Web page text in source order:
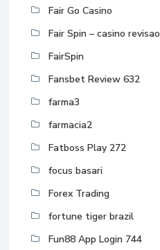
Fair Go Casino
Fair Spin – casino revisao
FairSpin
Fansbet Review 632
farma3
farmacia2
Fatboss Play 272
focus basari
Forex Trading
fortune tiger brazil
Fun88 App Login 744